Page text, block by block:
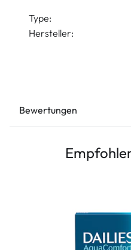
Type:
Hersteller:
Bewertungen